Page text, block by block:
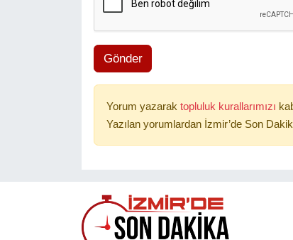
Gönder
Yorum yazarak topluluk kurallarımızı
Yazılan yorumlardan İzmir’de Son